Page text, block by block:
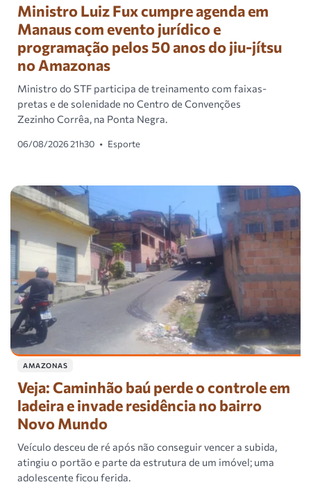
Ministro Luiz Fux cumpre agenda em
Manaus com evento jurídico e
programação pelos 50 anos do jiu-jítsu
no Amazonas
Ministro do STF participa de treinamento com faixas-
pretas e de solenidade no Centro de Convenções
Zezinho Corrêa, na Ponta Negra.
06/08/2026 21h30 • Esporte
AMAZONAS
Veja: Caminhão baú perde o controle em
ladeira e invade residência no bairro
Novo Mundo
Veículo desceu de ré após não conseguir vencer a subida,
atingiu o portão e parte da estrutura de um imóvel; uma
adolescente ficou ferida.